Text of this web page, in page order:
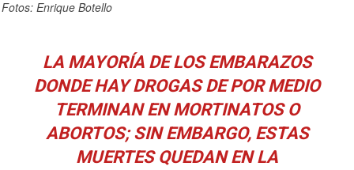
Fotos: Enrique Botello
LA MAYORÍA DE LOS EMBARAZOS
DONDE HAY DROGAS DE POR MEDIO
TERMINAN EN MORTINATOS O
ABORTOS; SIN EMBARGO, ESTAS
MUERTES QUEDAN EN LA